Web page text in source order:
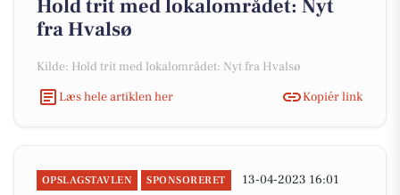
Hold trit med lokalområdet: Nyt
fra Hvalsø
Kilde: Hold trit med lokalområdet: Nyt fra Hvalsø
Læs hele artiklen her
Kopiér link
OPSLAGSTAVLEN SPONSORERET 13-04-2023 16:01